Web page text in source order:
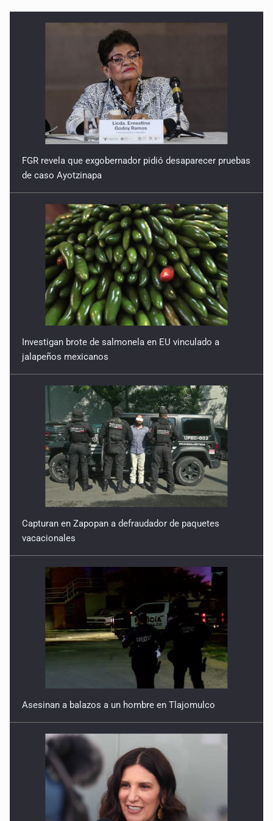
FGR revela que exgobernador pidió desaparecer pruebas
de caso Ayotzinapa
Investigan brote de salmonela en EU vinculado a
jalapeños mexicanos
Capturan en Zapopan a defraudador de paquetes
vacacionales
Asesinan a balazos a un hombre en Tlajomulco